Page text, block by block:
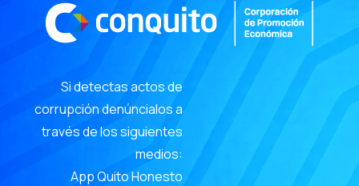
Si detectas actos de
corrupción denúncialos a
través de los siguientes
medios:
App Quito Honesto